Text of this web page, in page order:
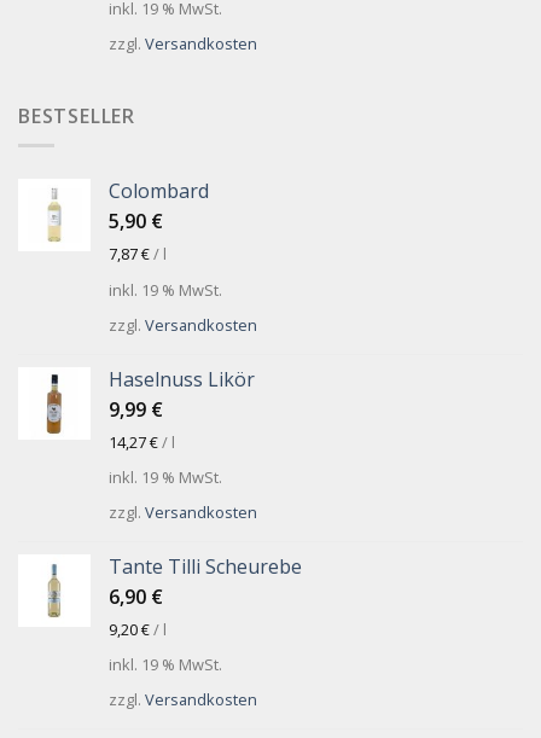
inkl. 19 % MwSt.
zzgl. Versandkosten
BESTSELLER
Colombard
5,90 €
7,87€/ l
inkl. 19 % MwSt.
zzgl. Versandkosten
Haselnuss Likör
9,99 €
14,27€/ l
inkl. 19 % MwSt.
zzgl. Versandkosten
Tante Tilli Scheurebe
6,90 €
9,20€/ l
inkl. 19 % MwSt.
zzgl. Versandkosten